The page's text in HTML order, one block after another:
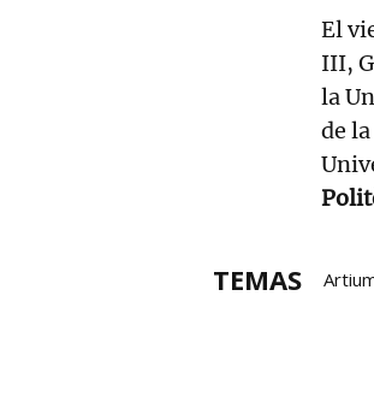
El
III,
la
de
TEMAS